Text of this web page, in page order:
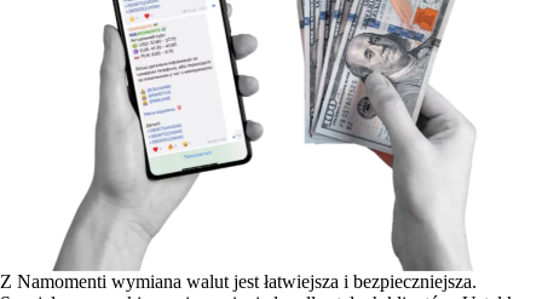
Z Namomenti wymiana walut jest łatwiejsza i bezpieczniejsza.